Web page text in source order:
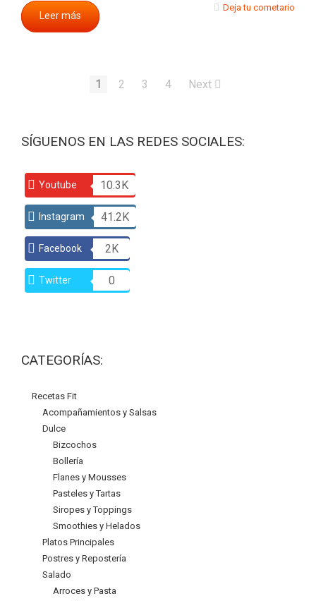
Leer más
Deja tu cometario
1 2 3 4 Next
SÍGUENOS EN LAS REDES SOCIALES:
Youtube 10.3K
Instagram 41.2K
Facebook 2K
Twitter 0
CATEGORÍAS:
Recetas Fit
Acompañamientos y Salsas
Dulce
Bizcochos
Bollería
Flanes y Mousses
Pasteles y Tartas
Siropes y Toppings
Smoothies y Helados
Platos Principales
Postres y Repostería
Salado
Arroces y Pasta